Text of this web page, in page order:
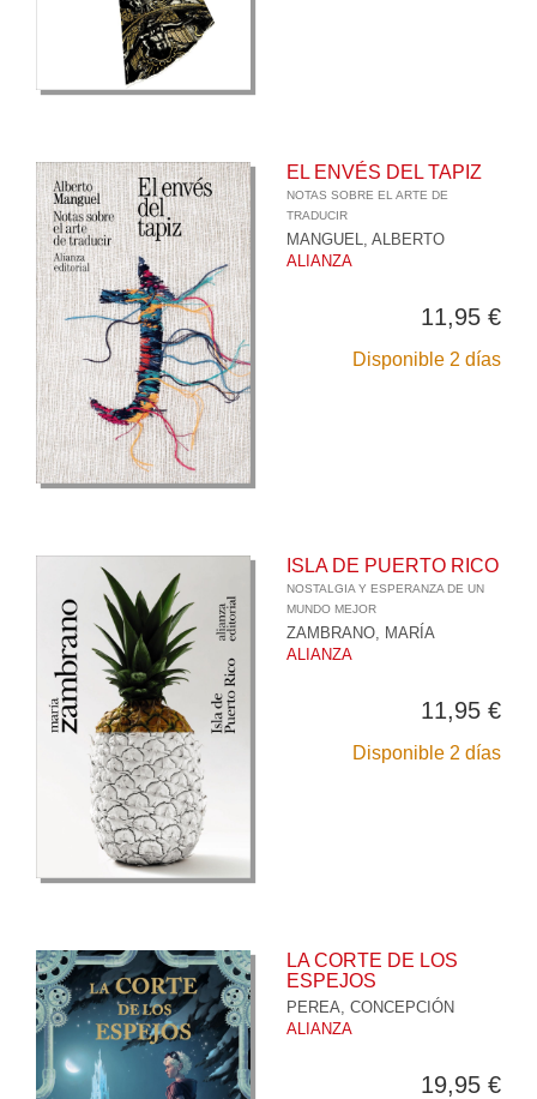
EL ENVÉS DEL TAPIZ
NOTAS SOBRE EL ARTE DE
TRADUCIR
MANGUEL, ALBERTO
ALIANZA
11,95 €
Disponible 2 días
ISLA DE PUERTO RICO
NOSTALGIA Y ESPERANZA DE UN
MUNDO MEJOR
ZAMBRANO, MARÍA
ALIANZA
11,95 €
Disponible 2 días
LA CORTE DE LOS
ESPEJOS
PEREA, CONCEPCIÓN
ALIANZA
19,95 €